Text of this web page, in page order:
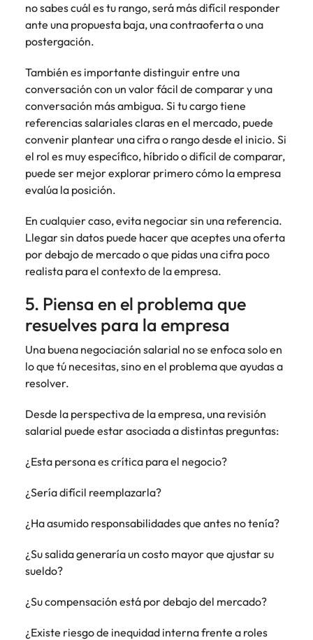
no sabes cuál es tu rango, será más difícil responder
ante una propuesta baja, una contraoferta o una
postergación.
También es importante distinguir entre una
conversación con un valor fácil de comparar y una
conversación más ambigua. Si tu cargo tiene
referencias salariales claras en el mercado, puede
convenir plantear una cifra o rango desde el inicio. Si
el rol es muy específico, híbrido o difícil de comparar,
puede ser mejor explorar primero cómo la empresa
evalúa la posición.
En cualquier caso, evita negociar sin una referencia.
Llegar sin datos puede hacer que aceptes una oferta
por debajo de mercado o que pidas una cifra poco
realista para el contexto de la empresa.
5. Piensa en el problema que
resuelves para la empresa
Una buena negociación salarial no se enfoca solo en
lo que tú necesitas, sino en el problema que ayudas a
resolver.
Desde la perspectiva de la empresa, una revisión
salarial puede estar asociada a distintas preguntas:
¿Esta persona es crítica para el negocio?
¿Sería difícil reemplazarla?
¿Ha asumido responsabilidades que antes no tenía?
¿Su salida generaría un costo mayor que ajustar su
sueldo?
¿Su compensación está por debajo del mercado?
¿Existe riesgo de inequidad interna frente a roles